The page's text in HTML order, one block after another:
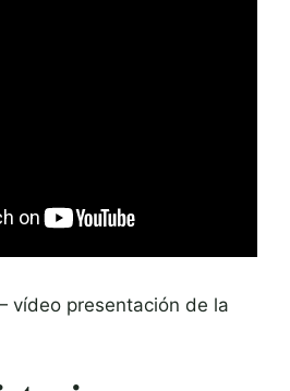
vídeo presentación de la